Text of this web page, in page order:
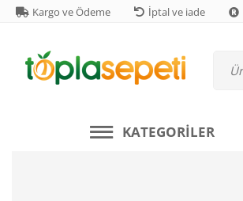
Kargo ve Ödeme İptal ve iade
KATEGORILER